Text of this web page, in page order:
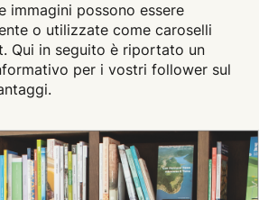
immagini possono essere
o utilizzate come caroselli
Qui in seguito è riportato un
per i vostri follower sul